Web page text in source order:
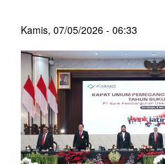
Kamis, 07/05/2026 - 06:33